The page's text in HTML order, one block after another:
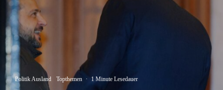
Politik Ausland Topthemen · 1 Minute Lesedauer